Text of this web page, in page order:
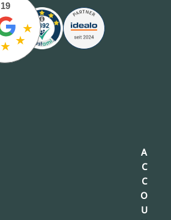
★ ★
★
19
A
C
C
O
U